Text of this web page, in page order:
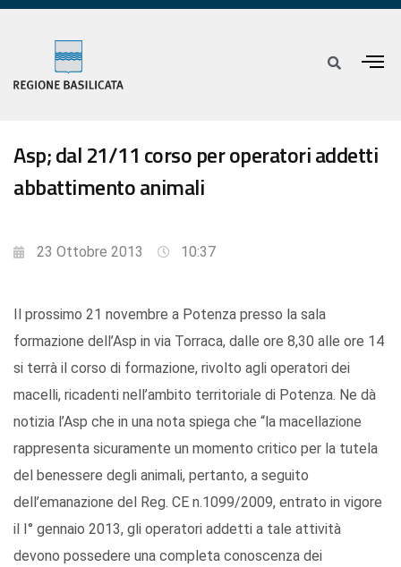
Asp; dal 21/11 corso per operatori addetti
abbattimento animali
23 Ottobre 2013 10:37
Il prossimo 21 novembre a Potenza presso la sala
formazione dell’Asp in via Torraca, dalle ore 8,30 alle ore 14
si terrà il corso di formazione, rivolto agli operatori dei
macelli, ricadenti nell’ambito territoriale di Potenza. Ne dà
notizia l’Asp che in una nota spiega che “la macellazione
rappresenta sicuramente un momento critico per la tutela
del benessere degli animali, pertanto, a seguito
dell’emanazione del Reg. CE n.1099/2009, entrato in vigore
il I° gennaio 2013, gli operatori addetti a tale attività
devono possedere una completa conoscenza dei